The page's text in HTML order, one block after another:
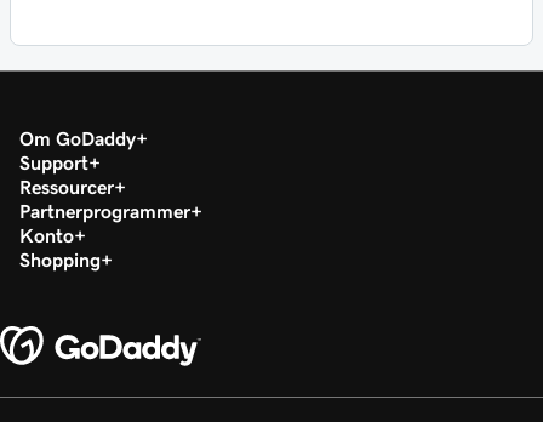
Om GoDaddy
Support
Ressourcer
Partnerprogrammer
Konto
Shopping